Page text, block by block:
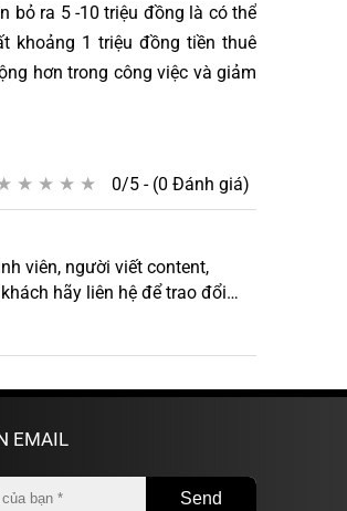
bỏ ra 5 -10 triệu đồng là có thể
khoảng 1 triệu đồng tiền thuê
hơn trong công việc và giảm
★ ★ ★ ★
★ ★ ★ ★ 0/5 - (0 Đánh giá)
viên, người viết content,
hãy liên hệ để trao đổi
EMAIL